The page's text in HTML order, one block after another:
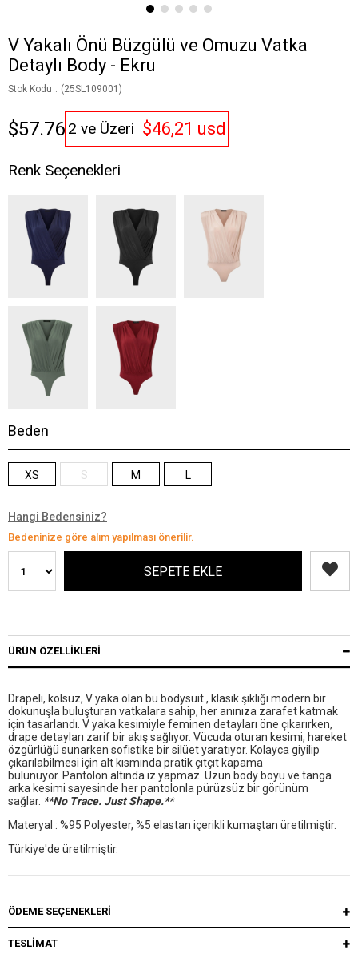
V Yakalı Önü Büzgülü ve Omuzu Vatka
Detaylı Body - Ekru
Stok Kodu (25SL109001)
$57.76 2 ve Üzeri $46,21 usd
Renk Seçenekleri
Beden
XS S M L
Hangi Bedensiniz?
Bedeninize göre alım yapılması önerilir.
ÜRÜN ÖZELLIKLERI
Drapeli, kolsuz, V yaka olan bu bodysuit , klasik şıklığı modern bir
dokunuşla buluşturan vatkalara sahip, her anınıza zarafet katmak
için tasarlandı. V yaka kesimiyle feminen detayları öne çıkarırken,
drape detayları zarif bir akış sağlıyor. Vücuda oturan kesimi, hareket
özgürlüğü sunarken sofistike bir silüet yaratıyor. Kolayca giyilip
çıkarılabilmesi için alt kısmında pratik çıtçıt kapama
bulunuyor. Pantolon altında iz yapmaz. Uzun body boyu ve tanga
arka kesimi sayesinde her pantolonla pürüzsüz bir görünüm
sağlar. **No Trace. Just Shape.**
Materyal : %95 Polyester, %5 elastan içerikli kumaştan üretilmiştir.
Türkiye'de üretilmiştir.
ÖDEME SEÇENEKLERI
TESLİMAT